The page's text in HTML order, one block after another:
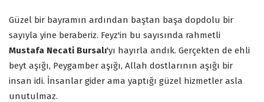
Güzel bir bayramın ardından baştan başa dopdolu bir
sayıyla yine beraberiz. Feyz'in bu sayısında rahmetli
Mustafa Necati Bursalı'yı hayırla andık. Gerçekten de ehli
beyt aşığı, Peygamber aşığı, Allah dostlarının aşığı bir
insan idi. İnsanlar gider ama yaptığı güzel hizmetler asla
unutulmaz.